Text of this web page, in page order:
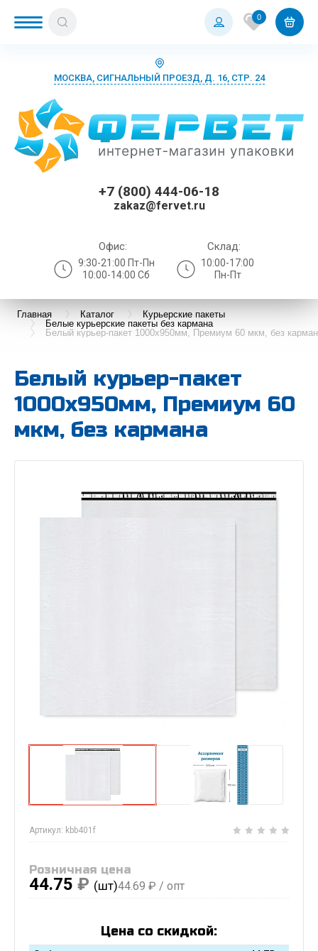
0
МОСКВА, СИГНАЛЬНЫЙ ПРОЕЗД, Д. 16, СТР. 24
+7 (800) 444-06-18
zakaz@fervet.ru
Офис:
9:30-21:00 Пт-Пн
10:00-14:00 Сб
Склад:
10:00-17:00
Пн-Пт
Главная Каталог
Курьерские пакеты
Белые курьерские пакеты без кармана
Белый курьер-пакет 1000х950мм, Премиум 60 мкм, без
Белый курьер-пакет
1000х950мм, Премиум 60
мкм, без кармана
Артикул: kbb401f
Розничная цена
44.75 ₽ (шт)44.69 ₽ / опт
Цена со скидкой: